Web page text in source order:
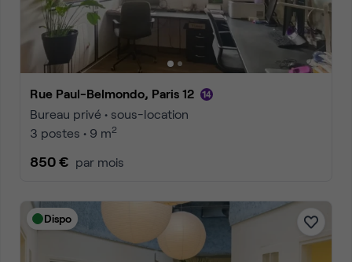
Rue Paul-Belmondo, Paris 12
Bureau privé • sous-location
3 postes • 9 m2
850 € par mois
Dispo